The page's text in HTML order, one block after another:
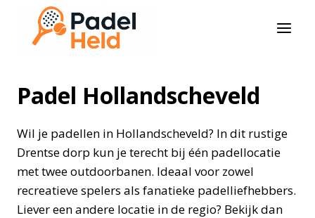
Doorgaan
inhoud
Padel Hollandscheveld
Wil je padellen in Hollandscheveld? In dit rustige
Drentse dorp kun je terecht bij één padellocatie
met twee outdoorbanen. Ideaal voor zowel
recreatieve spelers als fanatieke padelliefhebbers.
Liever een andere locatie in de regio? Bekijk dan